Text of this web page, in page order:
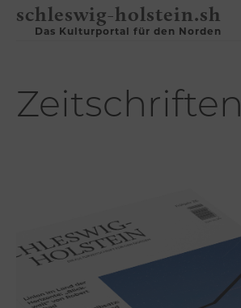
schleswig-holstein.sh
Das Kulturportal für den Norden
Zeitschriften